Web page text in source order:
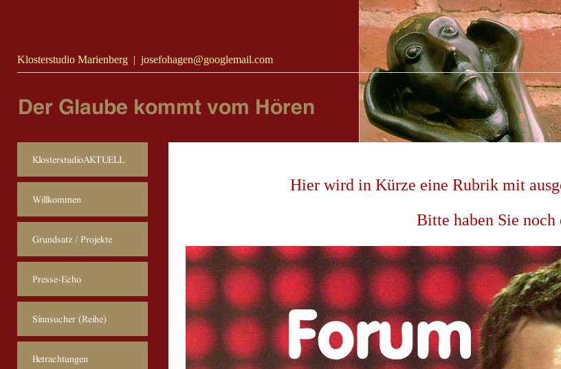
Klosterstudio Marienberg | josefohagen@googlemail.com
Hier wird in Kürze eine Rubrik mit
Bitte haben Sie noch